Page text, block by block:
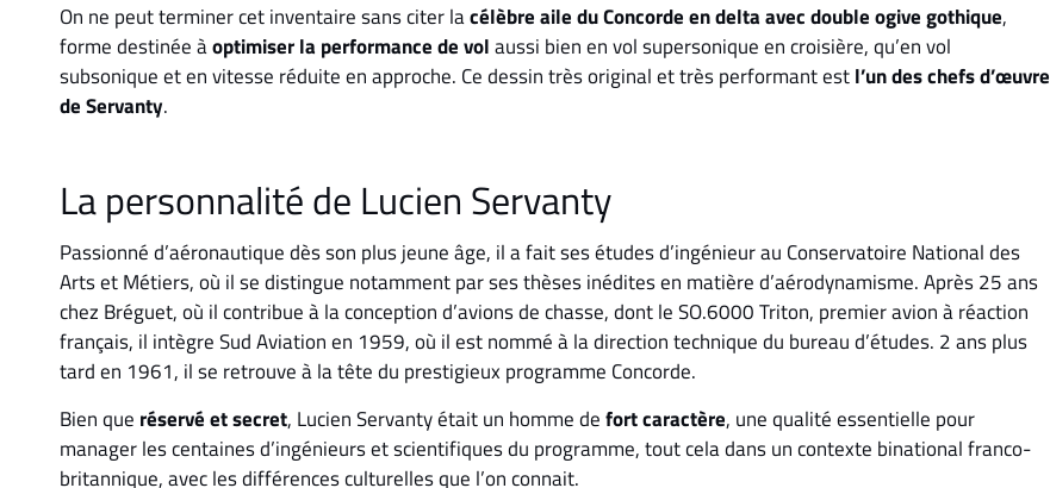
On ne peut terminer cet inventaire sans citer lacélèbre aile du Concorde en delta avec double ogive gothique,
forme destinée àoptimiser la performance de volaussi bien en vol supersonique en croisière, qu’en vol
subsonique et en vitesse réduite en approche. Ce dessin très original et très performant estl’un des chefs d’œuvre
de Servanty.
La personnalité de Lucien Servanty
Passionné d’aéronautique dès son plus jeune âge, il a fait ses études d’ingénieur au Conservatoire National des
Arts et Métiers, où il se distingue notamment par ses thèses inédites en matière d’aérodynamisme. Après 25 ans
chez Bréguet, où il contribue à la conception d’avions de chasse, dont le SO.6000 Triton, premier avion à réaction
français, il intègre Sud Aviation en 1959, où il est nommé à la direction technique du bureau d’études. 2 ans plus
tard en 1961, il se retrouve à la tête du prestigieux programme Concorde.
Bien que réservé et secret, Lucien Servanty était un homme defort caractère, une qualité essentielle pour
manager les centaines d’ingénieurs et scientifiques du programme, tout cela dans un contexte binational franco-
britannique, avec les différences culturelles que l’on connait.